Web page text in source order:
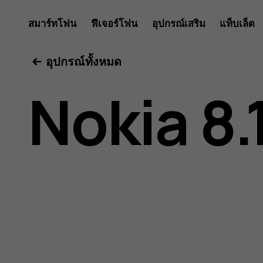
คู่มือ
ผู้
ใช้
สมาร์ทโฟน ฟีเจอร์โฟน อุปกรณ์เสริม แท็บเล็ต
อุปกรณ์ทั้งหมด
Nokia